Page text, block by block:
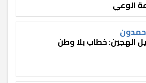
الوعي
الهجين: خطاب بلا وطن